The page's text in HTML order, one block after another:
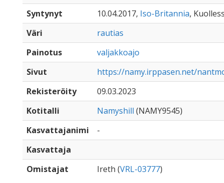
Syntynyt
10.04.2017, Iso-Britannia,
Väri
rautias
Painotus
valjakkoajo
Sivut
https://namy.irppasen.net/
Rekisteröity
09.03.2023
Kotitalli
Namyshill (NAMY9545)
Kasvattajanimi
-
Kasvattaja
Omistajat
Ireth (VRL-03777)